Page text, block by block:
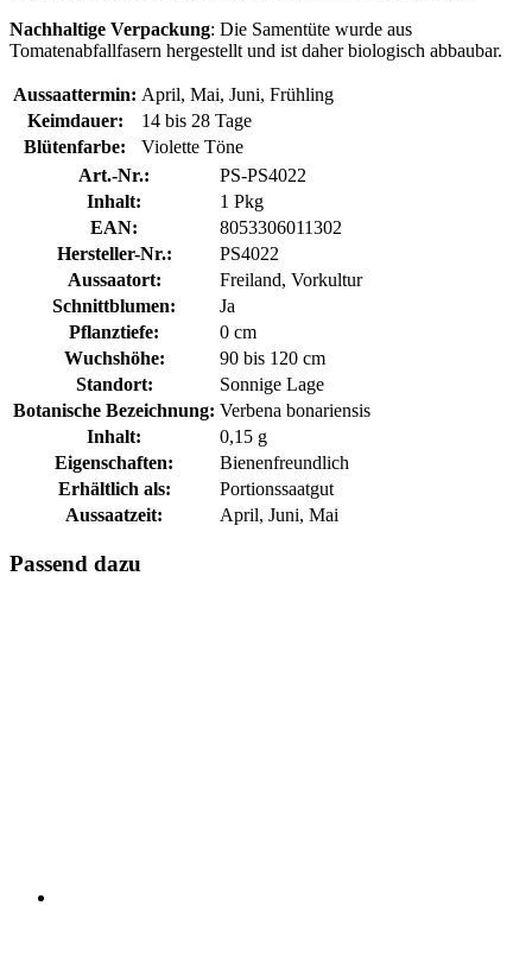
Nachhaltige Verpackung: Die Samentüte wurde aus
Tomatenabfallfasern hergestellt und ist daher biologisch abbaubar.
Aussaattermin: April, Mai, Juni, Frühling
Keimdauer:
14 bis 28 Tage
Blütenfarbe:
Violette Töne
Art.-Nr.:
PS-PS4022
Inhalt:
1 Pkg
EAN:
8053306011302
Hersteller-Nr.:
PS4022
Aussaatort:
Freiland, Vorkultur
Schnittblumen:
Ja
Pflanztiefe:
0 cm
Wuchshöhe:
90 bis 120 cm
Standort:
Sonnige Lage
Botanische Bezeichnung: Verbena bonariensis
Inhalt:
0,15 g
Eigenschaften:
Bienenfreundlich
Erhältlich als:
Portionssaatgut
Aussaatzeit:
April, Juni, Mai
Passend dazu